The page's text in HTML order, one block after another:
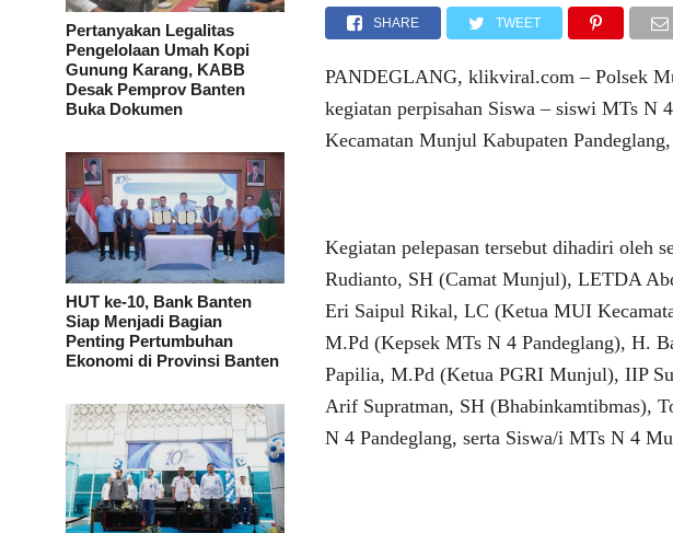
Pertanyakan Legalitas
Pengelolaan Umah Kopi
Gunung Karang, KABB
Desak Pemprov Banten
Buka Dokumen
HUT ke-10, Bank Banten
Siap Menjadi Bagian
Penting Pertumbuhan
Ekonomi di Provinsi Banten
SHARE TWEET
PANDEGLANG, klikviral.com – Polsek
kegiatan perpisahan Siswa – siswi MTs N
Kecamatan Munjul Kabupaten
Kegiatan pelepasan tersebut dihadiri oleh
Rudianto, SH (Camat Munjul), LETDA
Eri Saipul Rikal, LC (Ketua MUI
M.Pd (Kepsek MTs N 4 Pandeglang), H.
Papilia, M.Pd (Ketua PGRI Munjul), IIP
Arif Supratman, SH (Bhabinkamtibmas),
N 4 Pandeglang, serta Siswa/i MTs N 4